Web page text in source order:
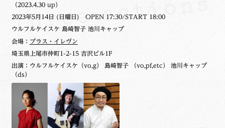
（2023.4.30 up）
2023年5月14日 (日曜日) OPEN 17:30/START 18:00
ウルフルケイスケ 島崎智子 池川キャップ
会場： プラス・イレヴン
埼玉県上尾市仲町1-2-15 吉沢ビル1F
出演：ウルフルケイスケ（vo,g） 島崎智子 （vo,pf,etc） 池川キャップ
（ds）